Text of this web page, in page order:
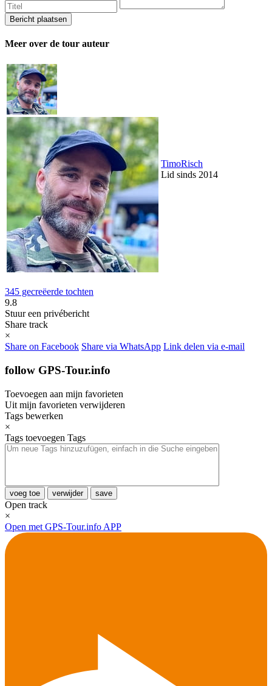
Meer over de tour auteur
TimoRisch
Lid sinds 2014
345 gecreëerde tochten
9.8
Stuur een privébericht
Share track
×
Share on Facebook Share via WhatsApp Link delen via e-mail
follow GPS-Tour.info
Toevoegen aan mijn favorieten
Uit mijn favorieten verwijderen
Tags bewerken
×
Tags toevoegen Tags
voeg toe verwijder save
Open track
×
Open met GPS-Tour.info APP